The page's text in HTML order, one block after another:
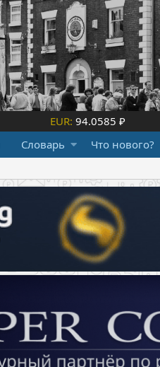
EUR: 94.0585 ₽
Словарь Что нового?